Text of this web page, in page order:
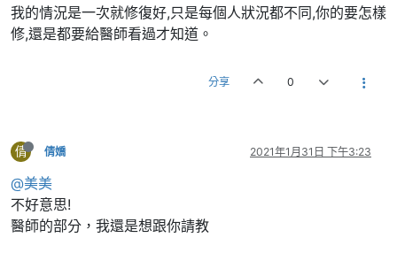
我的情況是一次就修復好,只是每個人狀況都不同,你的要怎樣
修,還是都要給醫師看過才知道。
分享 0
倩 倩嬌 2021年1月31日 下午3:23
@美美
不好意思!
醫師的部分，我還是想跟你請教